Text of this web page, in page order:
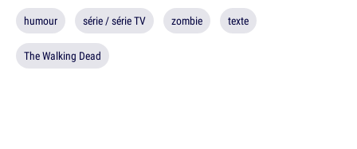
humour série / série TV zombie texte
The Walking Dead